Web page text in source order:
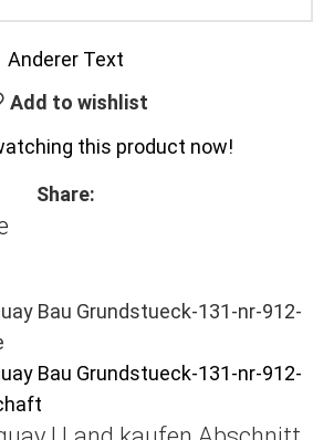
Anderer Text
Add to wishlist
this product now!
Share: